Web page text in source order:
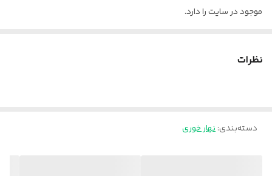
موجود در سایت را دارد.
آماده سازی این محصول 15 روز بعد از ثبت سفارش زمان میبرد.
ارسال از تهران و قزوین به سراسر کشور
نظرات
دسته‌بندی:نهار خوری